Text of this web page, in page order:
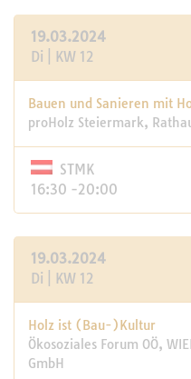
19.03.2024
Di | KW 12
Bauen und Sanieren mit
proHolz Steiermark,
STMK
16:30 -20:00
19.03.2024
Di | KW 12
Holz ist (Bau-)Kultur
Ökosoziales Forum OÖ,
GmbH